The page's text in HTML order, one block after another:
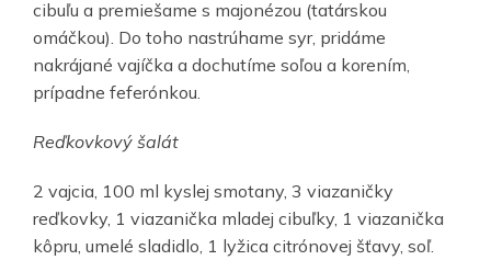
cibuľu a premiešame s majonézou (tatárskou
omáčkou). Do toho nastrúhame syr, pridáme
nakrájané vajíčka a dochutíme soľou a korením,
prípadne feferónkou.
Reďkovkový šalát
2 vajcia, 100 ml kyslej smotany, 3 viazaničky
reďkovky, 1 viazanička mladej cibuľky, 1 viazanička
kôpru, umelé sladidlo, 1 lyžica citrónovej šťavy, soľ.